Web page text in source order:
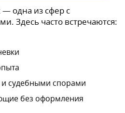
одна из сфер с
Здесь часто встречаются:
судебными спорами
без оформления